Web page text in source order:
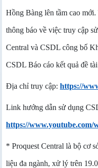
Hồng Bàng lên tầm cao
thông báo về việc truy cập
Central và CSDL công bố
CSDL Báo cáo kết quả đề
Địa chỉ truy cập: https://
Link hướng dẫn sử dụng
https://
* Proquest Central là bộ cơ
liệu đa ngành, xử lý trên